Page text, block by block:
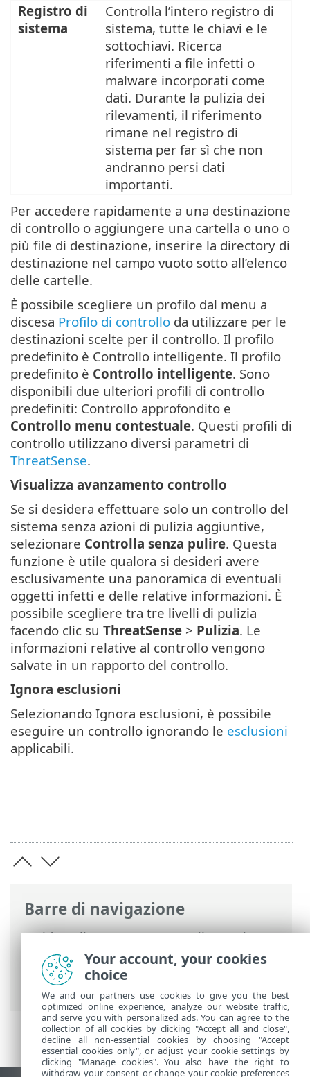
Barre di navigazione
Guida online ESET>ESET Mail Security>
Configurazione avanzata >Controlli>
Controllo del dispositivo
> Destinazioni
profilo
Registro di
sistema
Controlla l’intero registro di
sistema, tutte le chiavi e le
sottochiavi. Ricerca
riferimenti a file infetti o
malware incorporati come
dati. Durante la pulizia dei
rilevamenti, il riferimento
rimane nel registro di
sistema per far sì che non
andranno persi dati
importanti.
Per accedere rapidamente a una destinazione
di controllo o aggiungere una cartella o uno o
più file di destinazione, inserire la directory di
destinazione nel campo vuoto sotto all’elenco
delle cartelle.
È possibile scegliere un profilo dal menu a
discesa Profilo di controllo da utilizzare per le
destinazioni scelte per il controllo. Il profilo
predefinito è Controllo intelligente. Il profilo
predefinito è Controllo intelligente. Sono
disponibili due ulteriori profili di controllo
predefiniti: Controllo approfondito e
Controllo menu contestuale. Questi profili di
controllo utilizzano diversi parametri di
ThreatSense.
Visualizza avanzamento controllo
Se si desidera effettuare solo un controllo del
sistema senza azioni di pulizia aggiuntive,
selezionare Controlla senza pulire. Questa
funzione è utile qualora si desideri avere
esclusivamente una panoramica di eventuali
oggetti infetti e delle relative informazioni. È
possibile scegliere tra tre livelli di pulizia
facendo clic su ThreatSense > Pulizia. Le
informazioni relative al controllo vengono
salvate in un rapporto del controllo.
Ignora esclusioni
Selezionando Ignora esclusioni, è possibile
eseguire un controllo ignorando le esclusioni
applicabili.
Your account, your cookies
choice
We and our partners use cookies to give you the best
optimized online experience, analyze our website traffic,
and serve you with personalized ads. You can agree to the
collection of all cookies by clicking "Accept all and close",
decline all non-essential cookies by choosing "Accept
essential cookies only", or adjust your cookie settings by
clicking "Manage cookies". You also have the right to
withdraw your consent or change your cookie preferences